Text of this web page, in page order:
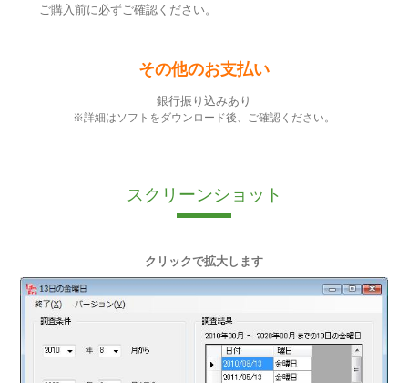
ご購入前に必ずご確認ください。
その他のお支払い
銀行振り込みあり
※詳細はソフトをダウンロード後、ご確認ください。
スクリーンショット
クリックで拡大します